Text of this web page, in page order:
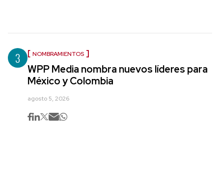
3 NOMBRAMIENTOS
WPP Media nombra nuevos líderes para
México y Colombia
agosto 5, 2026